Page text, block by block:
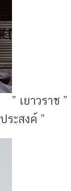
” เยาวราช
ะสงค์ ”